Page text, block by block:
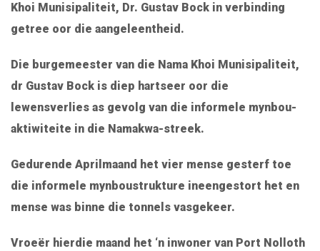
Khoi Munisipaliteit, Dr. Gustav Bock in verbinding
getree oor die aangeleentheid.
Die burgemeester van die Nama Khoi Munisipaliteit,
dr Gustav Bock is diep hartseer oor die
lewensverlies as gevolg van die informele mynbou-
aktiwiteite in die Namakwa-streek.
Gedurende Aprilmaand het vier mense gesterf toe
die informele mynboustrukture ineengestort het en
mense was binne die tonnels vasgekeer.
Vroeër hierdie maand het ‘n inwoner van Port Nolloth